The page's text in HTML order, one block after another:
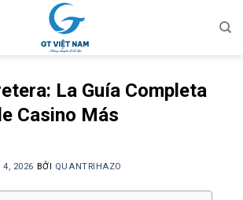
La Guía Completa
Casino Más
4, 2026 BỞI QUANTRIHAZO